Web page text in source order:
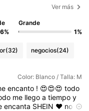
Ver más
Grande
1%
(32) negocios(24)
Color: Blanco / Talla: M
encanto ! 😍😍😍 todo
me llegoatiempoy
encanta SHEIN ❤️ no la